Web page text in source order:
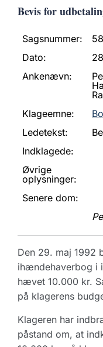
Bevis for
Sagsnummer:
Dato:
Ankenævn:
Klageemne:
Ledetekst:
Indklagede:
Øvrige
oplysninger:
Senere dom:
Den 29. maj 1992
ihændehaverbog i
hævet 10.000 kr.
på klagerens
Klageren har
påstand om, at